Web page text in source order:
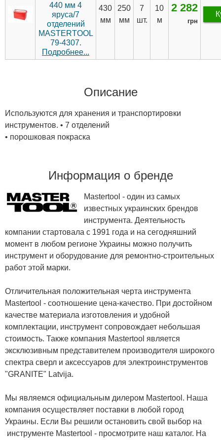
440 мм 4
яруса/7
отделений
MASTERTOOL
79-4307.
Подробнее...
430
мм
250
мм
7
шт.
10
м
2 282
грн
Описание
Используются для хранения и транспортировки
инструментов. • 7 отделений
• порошковая покраска
Информация о бренде
Mastertool - один из самых
известных украинских брендов
инструмента. Деятельность
компании стартовала с 1991 года и на сегодняшний
момент в любом регионе Украины можно получить
инструмент и оборудование для ремонтно-строительных
работ этой марки.
Отличительная положительная черта инструмента
Mastertool - соотношение цена-качество. При достойном
качестве материала изготовления и удобной
комплектации, инструмент сопровождает небольшая
стоимость. Также компания Mastertool является
эксклюзивным представителем производителя широкого
спектра сверл и аксессуаров для электроинструментов
"GRANITE" Latvija.
Мы являемся официальным дилером Mastertool. Наша
компания осуществляет поставки в любой город
Украины. Если Вы решили остановить свой выбор на
инструменте Mastertool - просмотрите наш каталог. На